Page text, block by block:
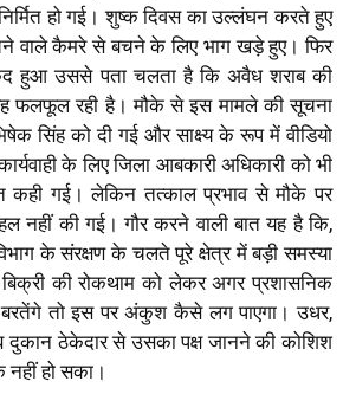
हो गई। शुष्क दिवस का उल्लंघन करते हुए
वाले कैमरे से बचने के लिए भाग खड़े हुए। फिर
हुआ उससे पता चलता है कि अवैध शराब की
फलफूल रही है। मौके से इस मामले की सूचना
सिंह को दी गई और साक्ष्य के रूप में वीडियो
के लिए जिला आबकारी अधिकारी को भी
कही गई। लेकिन तत्काल प्रभाव से मौके पर
नहीं की गई। गौर करने वाली बात यह है कि,
के संरक्षण के चलते पूरे क्षेत्र में बड़ी समस्या
की रोकथाम को लेकर अगर प्रशासनिक
तो इस पर अंकुश कैसे लग पाएगा। उधर,
दुकान ठेकेदार से उसका पक्ष जानने की कोशिश
नहीं हो सका।